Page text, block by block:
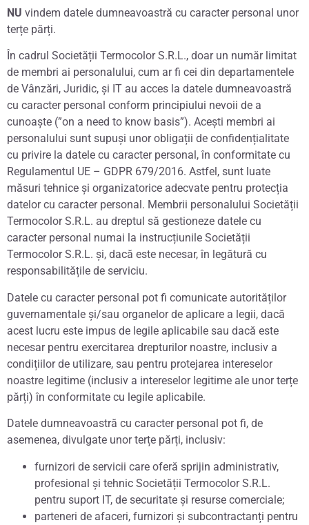
NU vindem datele dumneavoastră cu caracter personal unor
terțe părți.
În cadrul Societății Termocolor S.R.L., doar un număr limitat
de membri ai personalului, cum ar fi cei din departamentele
de Vânzări, Juridic, și IT au acces la datele dumneavoastră
cu caracter personal conform principiului nevoii de a
cunoaște (”on a need to know basis”). Acești membri ai
personalului sunt supuși unor obligații de confidențialitate
cu privire la datele cu caracter personal, în conformitate cu
Regulamentul UE – GDPR 679/2016. Astfel, sunt luate
măsuri tehnice și organizatorice adecvate pentru protecția
datelor cu caracter personal. Membrii personalului Societății
Termocolor S.R.L. au dreptul să gestioneze datele cu
caracter personal numai la instrucțiunile Societății
Termocolor S.R.L. și, dacă este necesar, în legătură cu
responsabilitățile de serviciu.
Datele cu caracter personal pot fi comunicate autorităților
guvernamentale și/sau organelor de aplicare a legii, dacă
acest lucru este impus de legile aplicabile sau dacă este
necesar pentru exercitarea drepturilor noastre, inclusiv a
condițiilor de utilizare, sau pentru protejarea intereselor
noastre legitime (inclusiv a intereselor legitime ale unor terțe
părți) în conformitate cu legile aplicabile.
Datele dumneavoastră cu caracter personal pot fi, de
asemenea, divulgate unor terțe părți, inclusiv:
furnizori de servicii care oferă sprijin administrativ,
profesional și tehnic Societății Termocolor S.R.L.
pentru suport IT, de securitate și resurse comerciale;
parteneri de afaceri, furnizori și subcontractanți pentru